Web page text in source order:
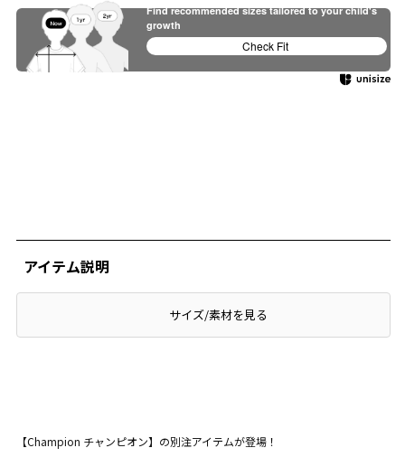
アイテム説明
サイズ/素材を見る
【Champion チャンピオン】の別注アイテムが登場！
Find recommended sizes tailored to your child's
growth
Check Fit